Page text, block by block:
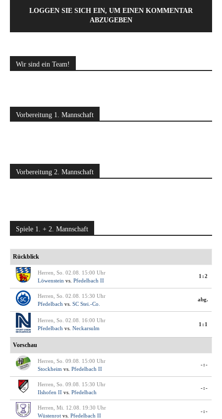
LOGGEN SIE SICH EIN, UM EINEN KOMMENTAR
ABZUGEBEN
Wir sind ein Team!
Vorbereitung 1. Mannschaft
Vorbereitung 2. Mannschaft
Spiele 1. + 2. Mannschaft
Rückblick
Herren, So. 02.08. 15:00 Uhr
Löwenstein vs. Pfedelbach II
1:2
Herren, So. 02.08. 15:30 Uhr
Pfedelbach vs. SC Stei.-Co.
abg.
Herren, So. 02.08. 16:00 Uhr
Pfedelbach vs. Neckarsulm
1:1
Vorschau
Herren, So. 09.08. 15:00 Uhr
Stockheim vs. Pfedelbach II
-:-
Herren, So. 09.08. 15:30 Uhr
Ilshofen II vs. Pfedelbach
-:-
Herren, Mi. 12.08. 19:30 Uhr
Wüstenrot vs. Pfedelbach II
-:-